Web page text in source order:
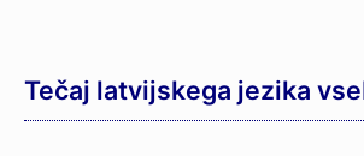
Tečaj latvijskega jezika